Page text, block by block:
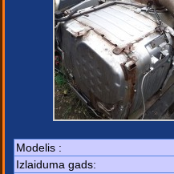
Modelis :
Izlaiduma gads: